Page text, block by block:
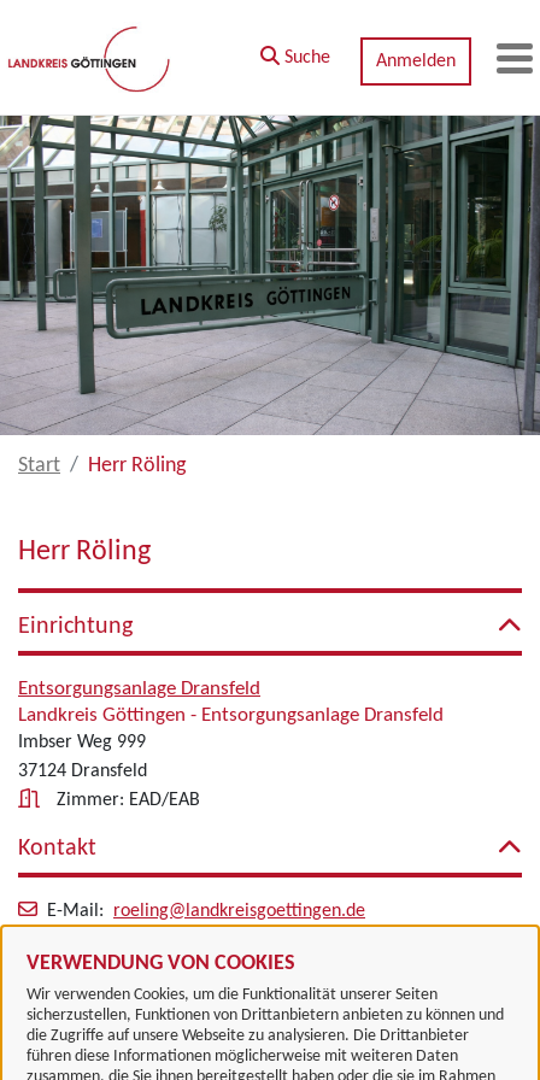
Zum Hauptinhalt springen
VERWENDUNG VON COOKIES
Wir verwenden Cookies, um die Funktionalität unserer Seiten
sicherzustellen, Funktionen von Drittanbietern anbieten zu können und
die Zugriffe auf unsere Webseite zu analysieren. Die Drittanbieter
führen diese Informationen möglicherweise mit weiteren Daten
Suche Anmelden
Start Herr Röling
Herr Röling
Einrichtung
Entsorgungsanlage Dransfeld
Landkreis Göttingen - Entsorgungsanlage Dransfeld
Imbser Weg 999
37124 Dransfeld
Zimmer: EAD/EAB
Kontakt
E-Mail: roeling@landkreisgoettingen.de
Alle zugeordneten Einrichtungen